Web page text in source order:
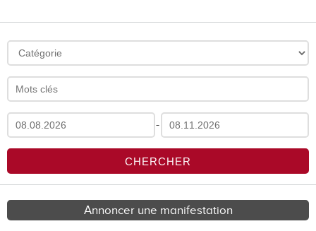
-
Annoncer une manifestation